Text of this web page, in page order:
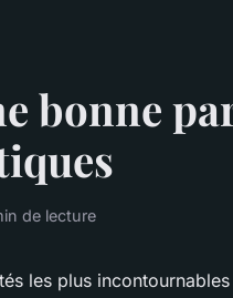
bonne
de lecture
les plus